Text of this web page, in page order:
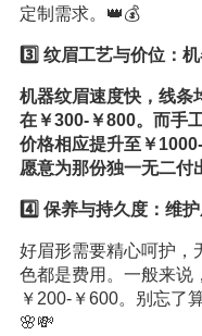
定制需求。👑💰
3️⃣ 纹眉工艺与价位：
机器纹眉速度快，线条
在￥300-￥800。而手
价格相应提升至￥
愿意为那份独一无二
4️⃣ 保养与持久度：维
好眉形需要精心呵护，
色都是费用。一般来说
￥200-￥600。别忘了
🌸💸